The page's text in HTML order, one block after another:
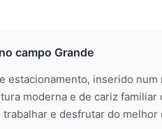
campo Grande
estacionamento, inserido
moderna e de cariz
e desfrutar do melhor